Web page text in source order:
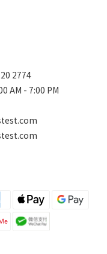
2774
AM - 7:00 PM